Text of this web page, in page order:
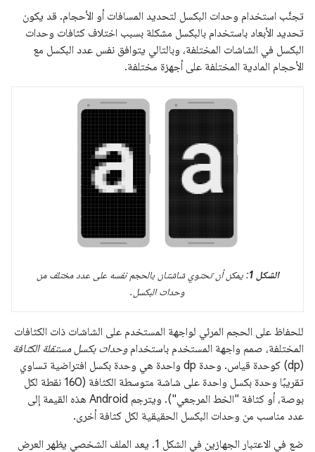
تجنَّب استخدام وحدات البكسل لتحديد المسافات أو الأحجام. قد يكون
تحديد الأبعاد باستخدام بالبكسل مشكلة بسبب اختلاف كثافات وحدات
البكسل في الشاشات المختلفة، وبالتالي يتوافق نفس عدد البكسل مع
الأحجام المادية المختلفة على أجهزة مختلفة.
الشكل 1 : يمكن أن تحتوي شاشتان بالحجم نفسه على عدد مختلف من
وحدات البكسل.
للحفاظ على الحجم المرئي لواجهة المستخدم على الشاشات ذات الكثافات
المختلفة، صمم واجهة المستخدم باستخداموحدات بكسل مستقلة الكثافة
(dp) كوحدة قياس. وحدة dp واحدة هي وحدة بكسل افتراضية تساوي
تقريبًا وحدة بكسل واحدة على شاشة متوسطة الكثافة (160 نقطة لكل
بوصة، أو كثافة "الخط المرجعي"). ويترجم Android هذه القيمة إلى
عدد مناسب من وحدات البكسل الحقيقية لكل كثافة أخرى.
ضع في الاعتبار الجهازين في الشكل 1. يعد الملف الشخصي يظهر العرض